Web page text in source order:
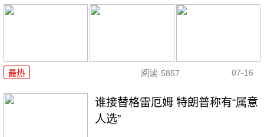
最热 阅读 5857 07-16
谁接替格雷厄姆 特朗普称有“属意
人选”